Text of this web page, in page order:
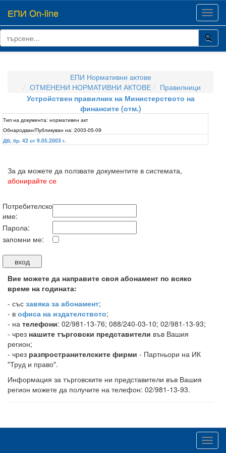
ЕПИ On-line
ЕПИ Нормативни актове
ОТМЕНЕНИ НОРМАТИВНИ АКТОВЕ
Правилници
Устройствен правилник на Министерството на
финансите (отм.)
Тип на документа: нормативен акт
Обнародван/Публикуван на: 2003-05-09
ДВ, бр. 42 от 9.05.2003 г.
За да можете да ползвате документите в системата,
абонирайте се
Потребителско
име:
Парола:
запомни ме:
Вие можете да направите своя абонамент по всяко
време на годината:
- със завяка за абонамент;
- в офиса на издателството;
- на телефони: 02/981-13-76; 088/240-03-10; 02/981-13-93;
- чрез нашите търговски представители във Вашия
регион;
- чрез разпространителските фирми - Партньори на ИК
"Труд и право".
Информация за търговските ни представители във Вашия
регион можете да получите на телефон: 02/981-13-93.